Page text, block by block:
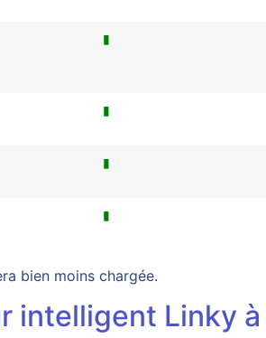
▮
▮
▮
▮
bien moins chargée.
intelligent Linky